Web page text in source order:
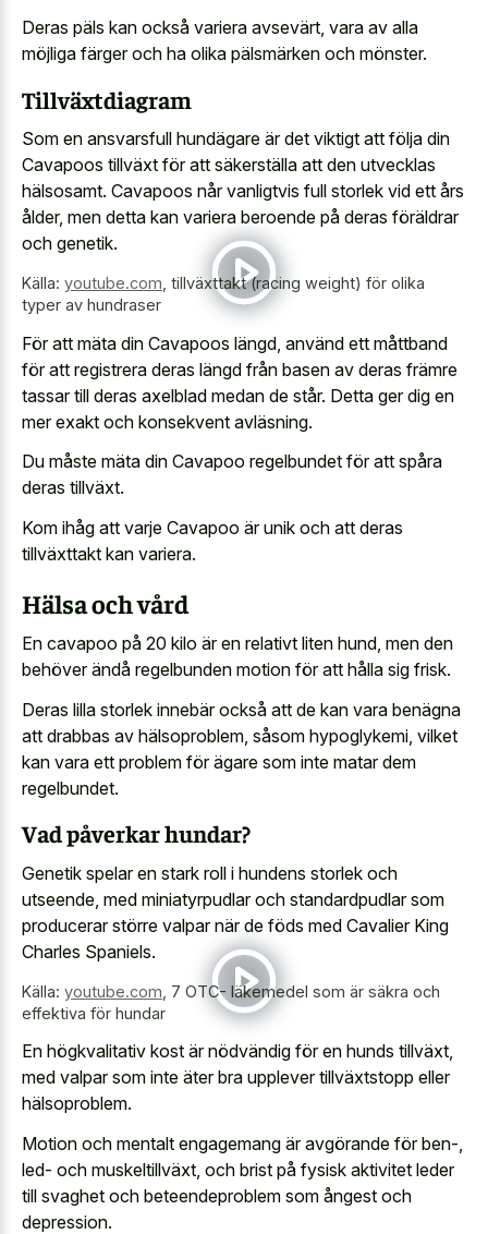
Deras päls kan också variera avsevärt, vara av alla
möjliga färger och ha olika pälsmärken och mönster.
Tillväxtdiagram
Som en ansvarsfull hundägare är det viktigt att följa din
Cavapoos tillväxt för att säkerställa att den utvecklas
hälsosamt. Cavapoos når vanligtvis full storlek vid ett års
ålder, men detta kan variera beroende på deras föräldrar
och genetik.
Källa: youtube.com, tillväxttakt (racing weight) för olika
typer av hundraser
För att mäta din Cavapoos längd, använd ett måttband
för att registrera deras längd från basen av deras främre
tassar till deras axelblad medan de står. Detta ger dig en
mer exakt och konsekvent avläsning.
Du måste mäta din Cavapoo regelbundet för att spåra
deras tillväxt.
Kom ihåg att varje Cavapoo är unik och att deras
tillväxttakt kan variera.
Hälsa och vård
En cavapoo på 20 kilo är en relativt liten hund, men den
behöver ändå regelbunden motion för att hålla sig frisk.
Deras lilla storlek innebär också att de kan vara benägna
att drabbas av hälsoproblem, såsom hypoglykemi, vilket
kan vara ett problem för ägare som inte matar dem
regelbundet.
Vad påverkar hundar?
Genetik spelar en stark roll i hundens storlek och
utseende, med miniatyrpudlar och standardpudlar som
producerar större valpar när de föds med Cavalier King
Charles Spaniels.
Källa: youtube.com 7 OTC- läkemedel som är säkra och
effektiva för hundar
En högkvalitativ kost är nödvändig för en hunds tillväxt,
med valpar som inte äter bra upplever tillväxtstopp eller
hälsoproblem.
Motion och mentalt engagemang är avgörande för ben-,
led- och muskeltillväxt, och brist på fysisk aktivitet leder
till svaghet och beteendeproblem som ångest och
depression.